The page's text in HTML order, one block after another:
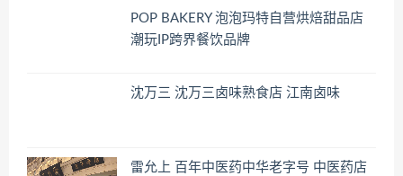
POP BAKERY 泡泡玛特自营烘焙甜品店
潮玩IP跨界餐饮品牌
沈万三 沈万三卤味熟食店 江南卤味
雷允上 百年中医药中华老字号 中医药店